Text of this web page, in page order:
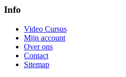
Info
Video Cursus
Mijn account
Over ons
Contact
Sitemap